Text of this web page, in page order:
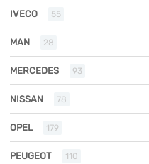
IVECO 55
MAN 28
MERCEDES 93
NISSAN 78
OPEL 179
PEUGEOT 110